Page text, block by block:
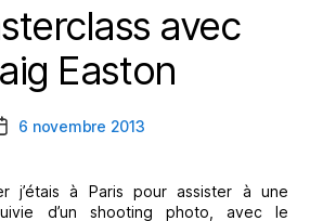
Catégories avec
Easton
6 novembre 2013
j’étais à Paris pour assister à une
d’un shooting photo, avec le